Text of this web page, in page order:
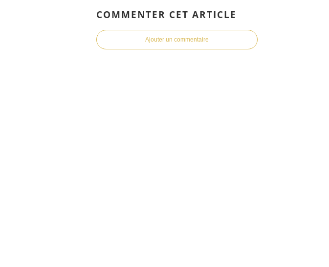
COMMENTER CET ARTICLE
Ajouter un commentaire